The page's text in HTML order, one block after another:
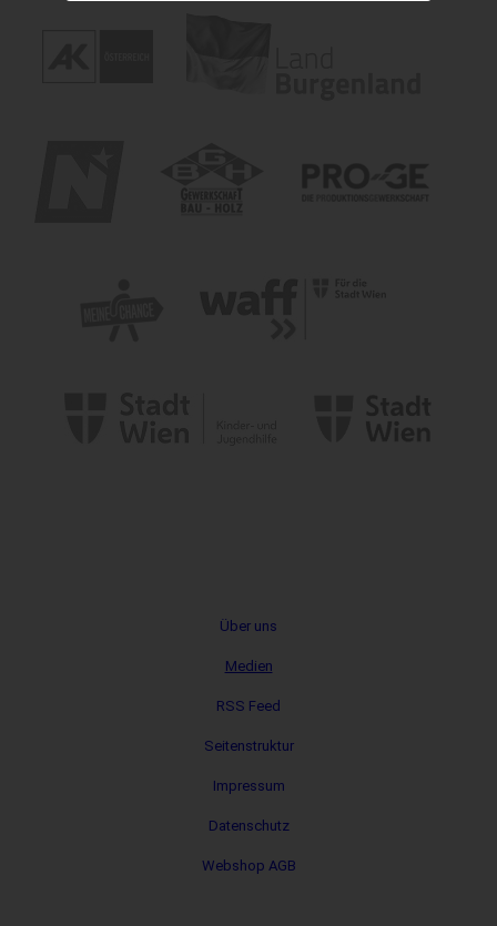
Über uns
Medien
RSS Feed
Seitenstruktur
Impressum
Datenschutz
Webshop AGB